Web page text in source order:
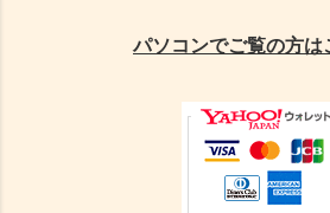
パソコンでご覧の方は